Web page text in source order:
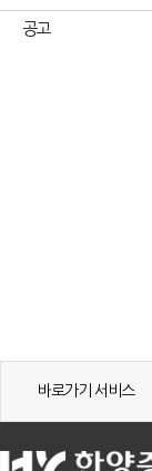
공고
바로가기 서비스